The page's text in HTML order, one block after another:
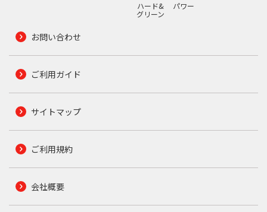
ハード&
グリーン
パワー
お問い合わせ
ご利用ガイド
サイトマップ
ご利用規約
会社概要